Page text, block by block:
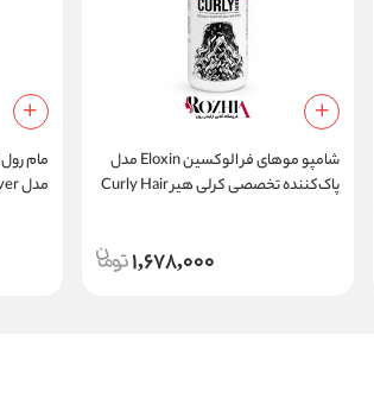
شامپو موهای فر الوکسین Eloxin مدل
پاک‌کننده تخصصی کرلی هیر Curly Hair
1,678,000
مدل Vetyver حجم 50 میلی لیتر